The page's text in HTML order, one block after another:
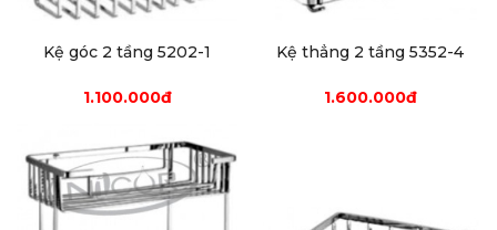
Kệ góc 2 tầng 5202-1
1.100.000đ
Kệ thẳng 2 tầng 5352-4
1.600.000đ